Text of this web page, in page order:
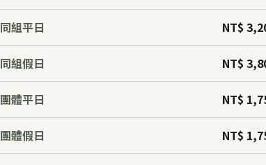
同組平日 NT$
同組假日 NT$
團體平日 NT$
團體假日 NT$